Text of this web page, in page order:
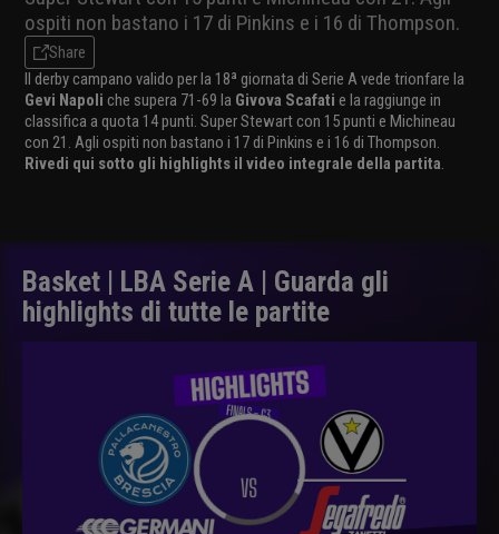
ospiti non bastano i 17 di Pinkins e i 16 di Thompson.
Share
Il derby campano valido per la 18ª giornata di Serie A vede trionfare la
Gevi Napoli che supera 71-69 la Givova Scafati e la raggiunge in
classifica a quota 14 punti. Super Stewart con 15 punti e Michineau
con 21. Agli ospiti non bastano i 17 di Pinkins e i 16 di Thompson.
Rivedi qui sotto gli highlights il video integrale della partita.
Basket | LBA Serie A | Guarda gli
highlights di tutte le partite